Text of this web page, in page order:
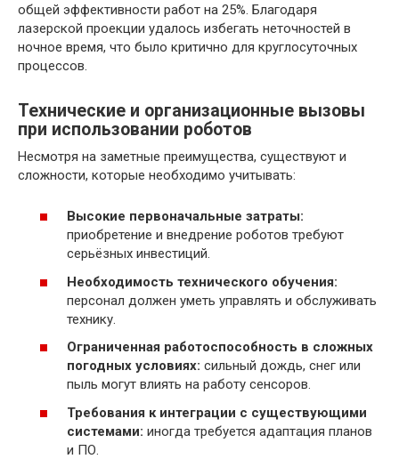
общей эффективности работ на 25%. Благодаря
лазерской проекции удалось избегать неточностей в
ночное время, что было критично для круглосуточных
процессов.
Технические и организационные вызовы
при использовании роботов
Несмотря на заметные преимущества, существуют и
сложности, которые необходимо учитывать:
Высокие первоначальные затраты:
приобретение и внедрение роботов требуют
серьёзных инвестиций.
Необходимость технического обучения:
персонал должен уметь управлять и обслуживать
технику.
Ограниченная работоспособность в сложных
погодных условиях: сильный дождь, снег или
пыль могут влиять на работу сенсоров.
Требования к интеграции с существующими
системами: иногда требуется адаптация планов
и ПО.